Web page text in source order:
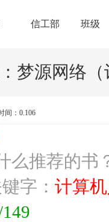
信工部 班级
梦源网络（
间：0.106
么推荐的书
字： 计算